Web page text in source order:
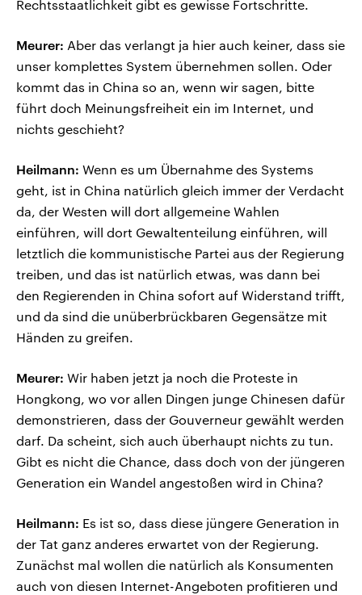
Rechtsstaatlichkeit gibt es gewisse Fortschritte.
Meurer: Aber das verlangt ja hier auch keiner, dass sie
unser komplettes System übernehmen sollen. Oder
kommt das in China so an, wenn wir sagen, bitte
führt doch Meinungsfreiheit ein im Internet, und
nichts geschieht?
Heilmann: Wenn es um Übernahme des Systems
geht, ist in China natürlich gleich immer der Verdacht
da, der Westen will dort allgemeine Wahlen
einführen, will dort Gewaltenteilung einführen, will
letztlich die kommunistische Partei aus der Regierung
treiben, und das ist natürlich etwas, was dann bei
den Regierenden in China sofort auf Widerstand trifft,
und da sind die unüberbrückbaren Gegensätze mit
Händen zu greifen.
Meurer: Wir haben jetzt ja noch die Proteste in
Hongkong, wo vor allen Dingen junge Chinesen dafür
demonstrieren, dass der Gouverneur gewählt werden
darf. Da scheint, sich auch überhaupt nichts zu tun.
Gibt es nicht die Chance, dass doch von der jüngeren
Generation ein Wandel angestoßen wird in China?
Heilmann: Es ist so, dass diese jüngere Generation in
der Tat ganz anderes erwartet von der Regierung.
Zunächst mal wollen die natürlich als Konsumenten
auch von diesen Internet-Angeboten profitieren und